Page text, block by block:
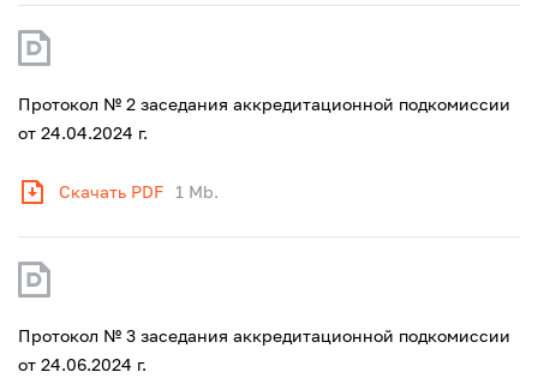
Протокол № 2 заседания аккредитационной подкомиссии
от 24.04.2024 г.
Скачать PDF 1 Mb.
Протокол № 3 заседания аккредитационной подкомиссии
от 24.06.2024 г.